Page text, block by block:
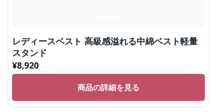
レディースベスト 高級感溢れる中綿ベスト軽量
スタンド
¥8,920
商品の詳細を見る